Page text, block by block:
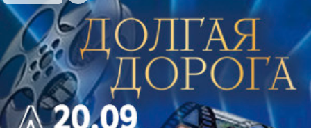
напоминать чудесную сказку…
Ироничная и острая, но человечная и добрая
история, рассказанная режиссером-
постановщиком, н.а. России Семеном Спиваком и
его артистами, повествует о том, как подлинное
искусство может влиять на людей, на какой бы